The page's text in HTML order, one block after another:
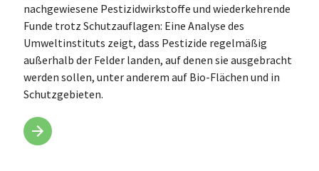
nachgewiesene Pestizidwirkstoffe und wiederkehrende
Funde trotz Schutzauflagen: Eine Analyse des
Umweltinstituts zeigt, dass Pestizide regelmäßig
außerhalb der Felder landen, auf denen sie ausgebracht
werden sollen, unter anderem auf Bio-Flächen und in
Schutzgebieten.